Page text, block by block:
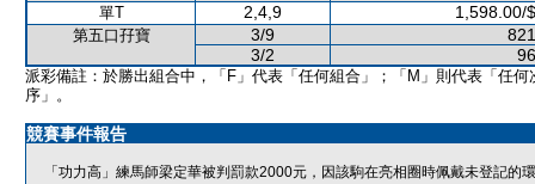
單T 2,4,9 1,598.00/
第五口孖寶 3/9
3/2
派彩備註：於勝出組合中，「F」代表「任何組合」；「M」則代表「任何
序」。
競賽事件報告
「功力高」練馬師梁定華被判罰款2000元，因該駒在亮相圈時佩戴未登記